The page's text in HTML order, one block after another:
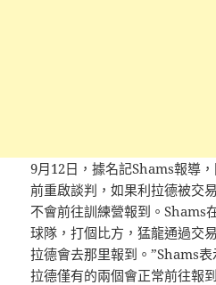
9月12日，據名記Shams報導
前重啟談判，如果利拉德被交
不會前往訓練營報到。Shams
球隊，打個比方，猛龍通過交
拉德會去那里報到。”Shams
拉德僅有的兩個會正常前往報